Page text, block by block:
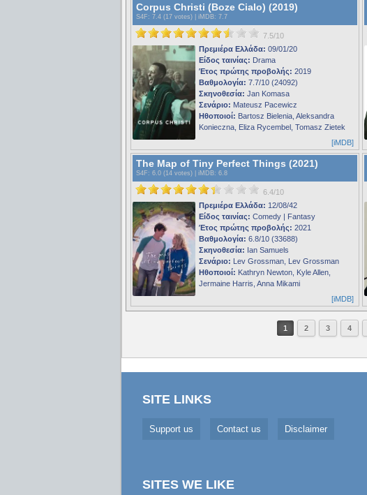
Corpus Christi (Boze Cialo) (2019)
S4F : 7.4 (17 votes) | iMDB: 7.7
7.5/10
Πρεμιέρα Ελλάδα: 09/01/20
Είδος ταινίας: Drama
Έτος πρώτης προβολής: 2019
Βαθμολογία: 7.7/10 (24092)
Σκηνοθεσία: Jan Komasa
Σενάριο: Mateusz Pacewicz
Ηθοποιοί: Bartosz Bielenia, Aleksandra
Konieczna, Eliza Rycembel, Tomasz Zietek
[iMDB]
The Map of Tiny Perfect Things (2021)
S4F : 6.0 (14 votes) | iMDB: 6.8
6.4/10
Πρεμιέρα Ελλάδα: 12/08/42
Είδος ταινίας: Comedy | Fantasy
Έτος πρώτης προβολής: 2021
Βαθμολογία: 6.8/10 (33688)
Σκηνοθεσία: Ian Samuels
Σενάριο: Lev Grossman, Lev Grossman
Ηθοποιοί: Kathryn Newton, Kyle Allen,
Jermaine Harris, Anna Mikami
[iMDB]
1 2 3 4
SITE LINKS
Support us Contact us Disclaimer
SITES WE LIKE